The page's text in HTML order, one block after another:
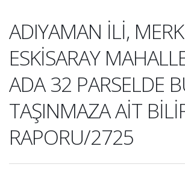
ADIYAMAN İLİ,
ESKİSARAY
ADA 32 PARSELDE
TAŞINMAZA AİT
RAPORU/2725